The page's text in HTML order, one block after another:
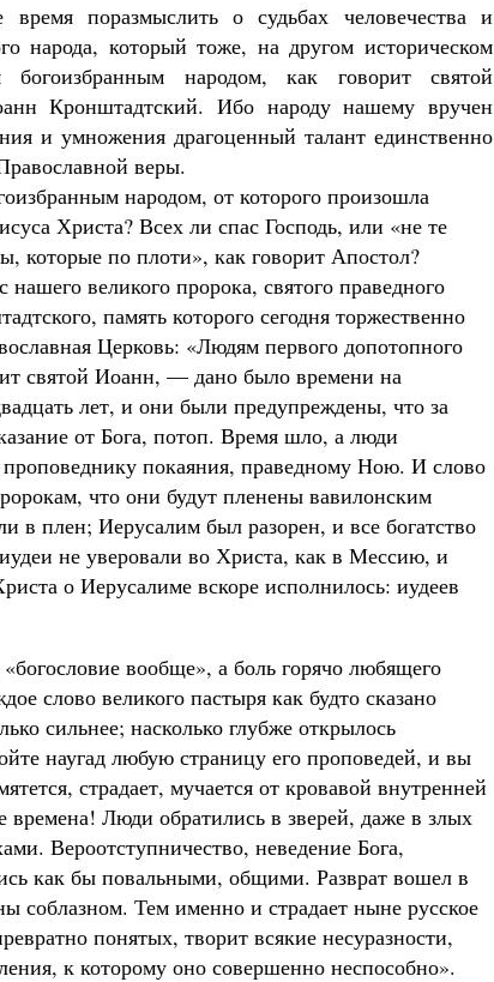
время поразмыслить о судьбах человечества и
народа, который тоже, на другом историческом
богоизбранным народом, как говорит святой
Кронштадтский. Ибо народу нашему вручен
и умножения драгоценный талант единственно
веры.
народом, от которого произошла
Христа? Всех ли спас Господь, или «не те
которые по плоти», как говорит Апостол?
великого пророка, святого праведного
память которого сегодня торжественно
Церковь: «Людям первого допотопного
святой Иоанн, — дано было времени на
лет, и они были предупреждены, что за
от Бога, потоп. Время шло, а люди
покаяния, праведному Ною. И слово
что они будут пленены вавилонским
в плен; Иерусалим был разорен, и все богатство
не уверовали во Христа, как в Мессию, и
о Иерусалиме вскоре исполнилось: иудеев
вообще», а боль горячо любящего
слово великого пастыря как будто сказано
сильнее; насколько глубже открылось
наугад любую страницу его проповедей, и вы
страдает, мучается от кровавой внутренней
времена! Люди обратились в зверей, даже в злых
Вероотступничество, неведение Бога,
как бы повальными, общими. Разврат вошел в
соблазном. Тем именно и страдает ныне русское
понятых, творит всякие несуразности,
к которому оно совершенно неспособно».